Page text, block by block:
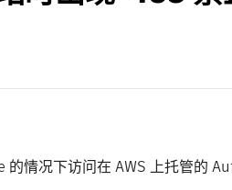
情况下访问在 AWS 上托管的